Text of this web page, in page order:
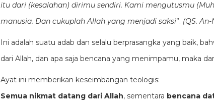
itu dari (kesalahan) dirimu sendiri. Kami mengutusmu
manusia. Dan cukuplah Allah yang menjadi saksi”. (QS.
Ini adalah suatu adab dan selalu berprasangka yang baik,
dari Allah, dan apa saja bencana yang menimpamu, maka
Ayat ini memberikan keseimbangan teologis:
Semua nikmat datang dari Allah, sementara bencana